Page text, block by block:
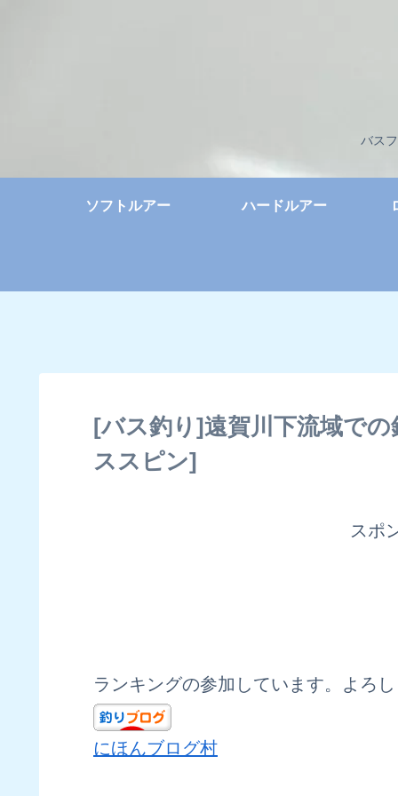
バス
ソフトルアー ハードルアー
[バス釣り]遠賀川下流域で
ススピン]
スポ
ランキングの参加しています。よろ
にほんブログ村